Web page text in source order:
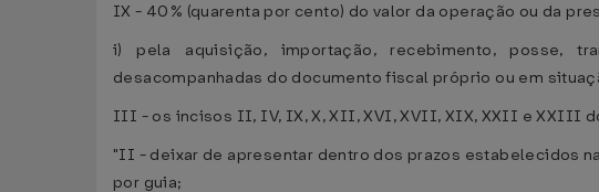
IX - 40% (quarenta por cento) do valor da operação ou da
i) pela aquisição, importação, recebimento, posse,
desacompanhadas do documento fiscal próprio ou em
III - os incisos II, IV, IX, X, XII, XVI, XVII, XIX, XXII e XXIII
"II - deixar de apresentar dentro dos prazos estabelecidos
por guia;